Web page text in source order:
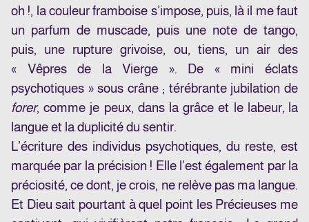
oh !, la couleur framboise s’impose, puis, là il me faut
un parfum de muscade, puis une note de tango,
puis, une rupture grivoise, ou, tiens, un air des
« Vêpres de la Vierge ». De « mini éclats
psychotiques » sous crâne ; térébrante jubilation de
forer, comme je peux, dans la grâce et le labeur, la
langue et la duplicité du sentir.
L’écriture des individus psychotiques, du reste, est
marquée par la précision ! Elle l’est également par la
préciosité, ce dont, je crois, ne relève pas ma langue.
Et Dieu sait pourtant à quel point les Précieuses me